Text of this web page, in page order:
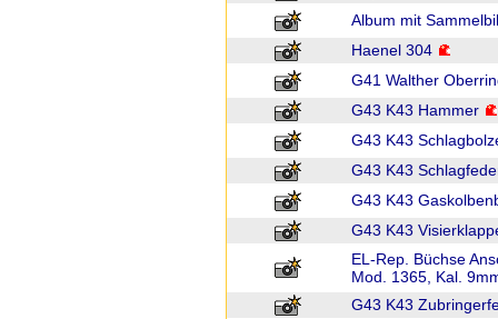
Album mit
Haenel 304
G41 Walther
G43 K43 Hammer
G43 K43
G43 K43
G43 K43
G43 K43
EL-Rep. Büchse
Mod. 1365, Kal.
G43 K43